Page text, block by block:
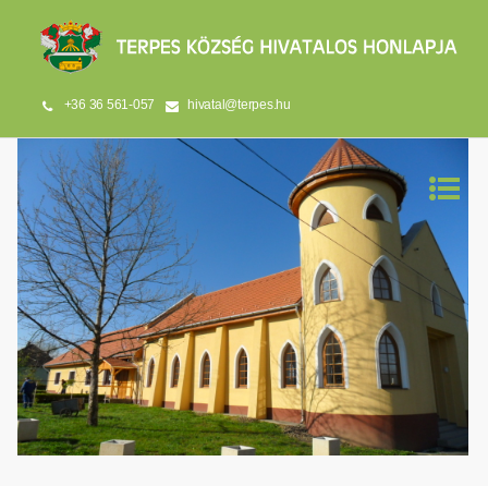
+36 36 561-057 hivatal@terpes.hu